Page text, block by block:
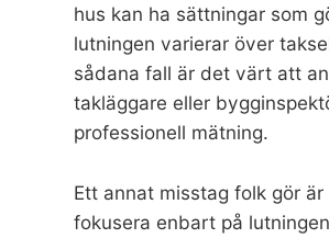
hus kan ha sättningar som
lutningen varierar över
sådana fall är det värt att
takläggare eller
professionell mätning.
Ett annat misstag folk gör
fokusera enbart på